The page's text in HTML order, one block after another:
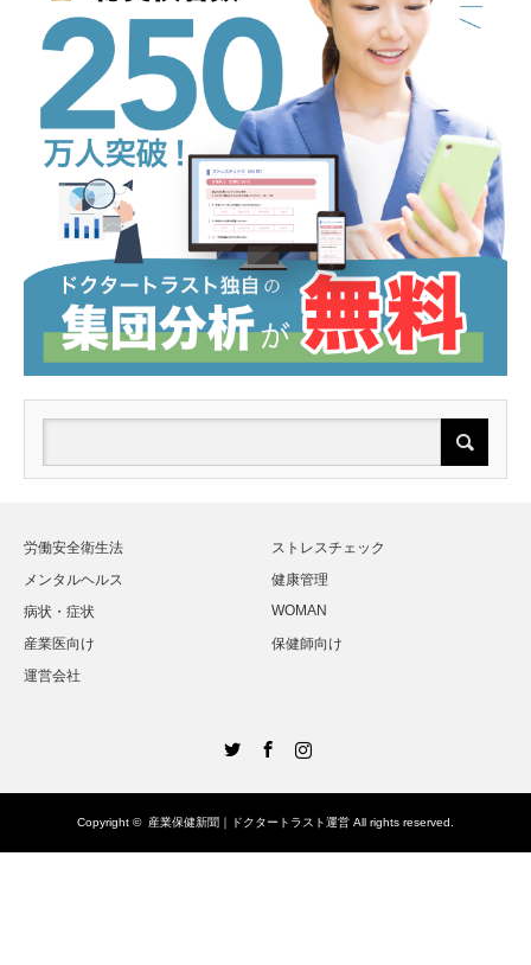
労働安全衛生法
ストレスチェック
メンタルヘルス
健康管理
病状・症状
WOMAN
産業医向け
保健師向け
運営会社
Copyright © 産業保健新聞｜ドクタートラスト運営 All rights reserved.